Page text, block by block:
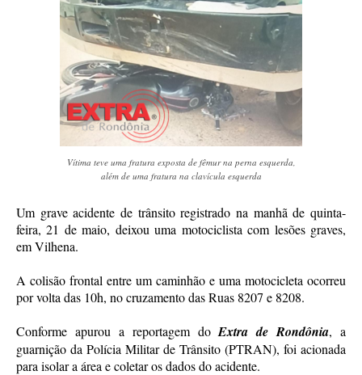
Vítima teve uma fratura exposta de fêmur na perna esquerda,
além de uma fratura na clavícula esquerda
Um grave acidente de trânsito registrado na manhã de quinta-
feira, 21 de maio, deixou uma motociclista com lesões graves,
em Vilhena.
A colisão frontal entre um caminhão e uma motocicleta ocorreu
por volta das 10h, no cruzamento das Ruas 8207 e 8208.
Conforme apurou a reportagem doExtra de Rondônia, a
guarnição da Polícia Militar de Trânsito (PTRAN), foi acionada
para isolar a área e coletar os dados do acidente.